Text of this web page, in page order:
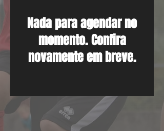
Nada para agendar no
momento. Confira
novamente em breve.